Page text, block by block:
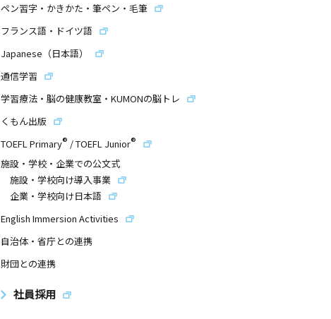
ペン習字・かきかた・筆ペン・毛筆
フランス語・ドイツ語
Japanese（日本語）
通信学習
学習療法・脳の健康教室・KUMONの脳トレ
くもん出版
TOEFL Primary® /TOEFL Junior®
施設・学校・企業での公文式
施設・学校向け導入事業
企業・学校向け日本語
English Immersion Activities
自治体・省庁との連携
財団との連携
社員採用